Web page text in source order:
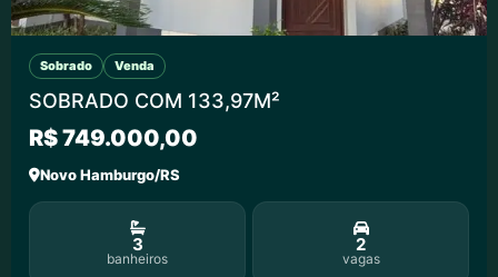
Sobrado Venda
SOBRADO COM 133,97M²
R$ 749.000,00
Novo Hamburgo/RS
3
banheiros
2
vagas